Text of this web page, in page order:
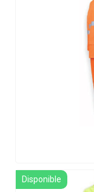
Disponible